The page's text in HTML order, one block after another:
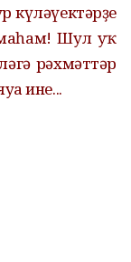
күләүектәрҙе
Шул уҡ
рәхмәттәр
ине...